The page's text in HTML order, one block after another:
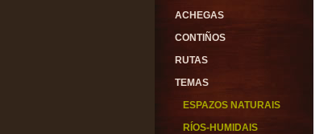
ACHEGAS
CONTIÑOS
RUTAS
TEMAS
ESPAZOS NATURAIS
RÍOS-HUMIDAIS